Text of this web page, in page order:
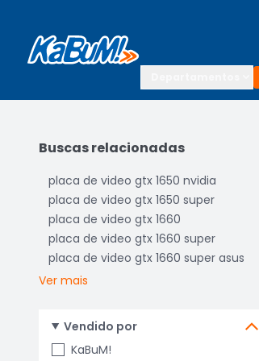
Buscas relacionadas
placa de video gtx 1650 nvidia
placa de video gtx 1650 super
placa de video gtx 1660
placa de video gtx 1660 super
placa de video gtx 1660 super asus
Ver mais
Vendido por
KaBuM!